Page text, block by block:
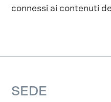
connessi ai contenuti
SEDE